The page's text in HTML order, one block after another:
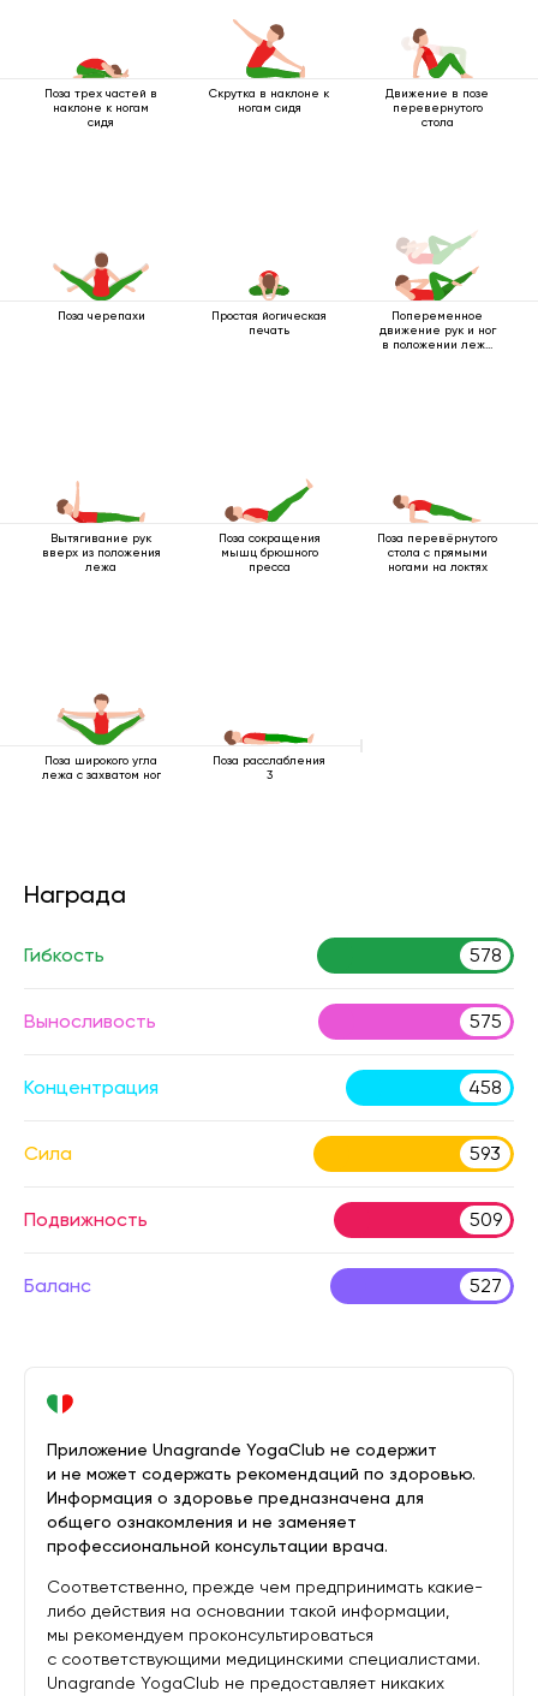
Поза трех частей в
наклоне к ногам
сидя
Скрутка в наклоне к
ногам сидя
Движение в позе
перевернутого
стола
Поза черепахи
Простая йогическая
печать
Попеременное
движение рук и ног
в положении лежа
Вытягивание рук
вверх из положения
лежа
Поза сокращения
мышц брюшного
пресса
Поза перевёрнутого
стола с прямыми
ногами на локтях
Поза широкого угла
лежа с захватом ног
Поза расслабления
3
Награда
Гибкость 578
Выносливость 575
Концентрация 458
Сила 593
Подвижность 509
Баланс 527
Приложение Unagrande YogaClub не содержит
и не может содержать рекомендаций по здоровью.
Информация о здоровье предназначена для
общего ознакомления и не заменяет
профессиональной консультации врача.
Соответственно, прежде чем предпринимать какие-
либо действия на основании такой информации,
мы рекомендуем проконсультироваться
с соответствующими медицинскими специалистами.
Unagrande YogaClub не предоставляет никаких